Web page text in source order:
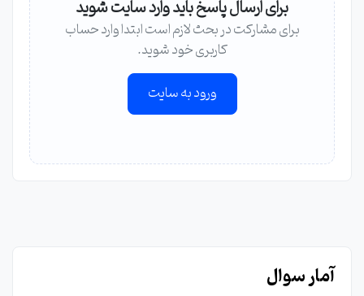
برای ارسال پاسخ باید وارد سایت شوید
برای مشارکت در بحث لازم است ابتدا وارد حساب
کاربری خود شوید.
ورود به سایت
آمار سوال